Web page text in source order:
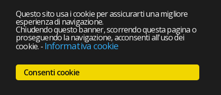
Questo sito usa i cookie per assicurarti una migliore
esperienza di navigazione.
Chiudendo questo banner, scorrendo questa pagina o
proseguendo la navigazione, acconsenti all'uso dei
cookie. - Informativa cookie
Consenti cookie